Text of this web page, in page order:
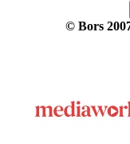
© Bors